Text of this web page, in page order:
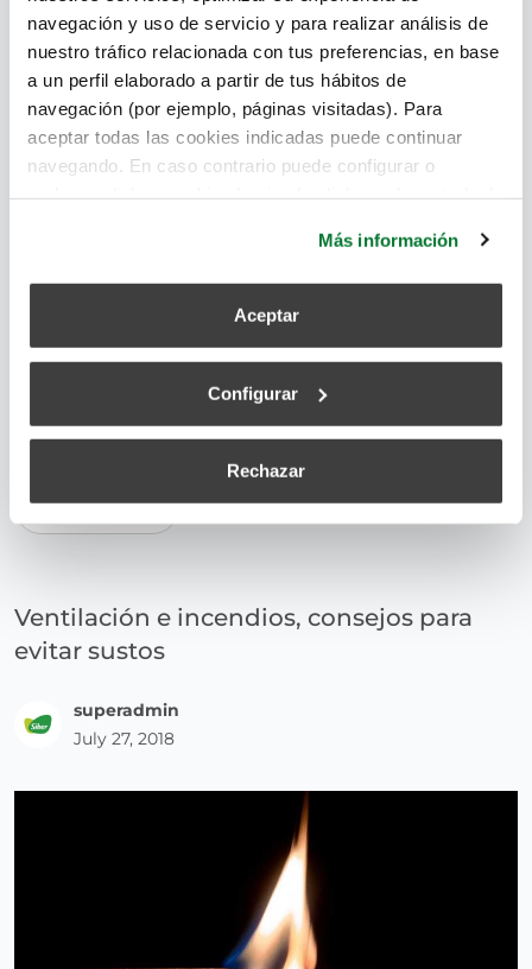
navegación y uso de servicio y para realizar análisis de
nuestro tráfico relacionada con tus preferencias, en base
a un perfil elaborado a partir de tus hábitos de
navegación (por ejemplo, páginas visitadas). Para
aceptar todas las cookies indicadas puede continuar
navegando. En caso contrario puede configurar o
Más información
Aceptar
Configurar
Rechazar
Para ventilar un parking podemos recurrir a
sistemas mecánicos o naturales. En cualquier caso,
ha de garantizarse la seguridad de las personas y
minimizar el riesgo de incendio.
dióxido de carbono,ahorro energético
de aire,incendios
Leer más
Ventilación e incendios, consejos para
evitar sustos
superadmin
July 27, 2018